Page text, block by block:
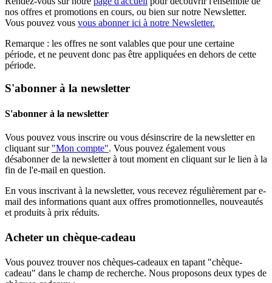
nos offres et promotions en cours, ou bien sur notre Newsletter.
Vous pouvez vous vous abonner ici à notre Newsletter.
Remarque : les offres ne sont valables que pour une certaine
période, et ne peuvent donc pas être appliquées en dehors de cette
période.
S'abonner à la newsletter
S'abonner à la newsletter
Vous pouvez vous inscrire ou vous désinscrire de la newsletter en
cliquant sur "Mon compte". Vous pouvez également vous
désabonner de la newsletter à tout moment en cliquant sur le lien à la
fin de l'e-mail en question.
En vous inscrivant à la newsletter, vous recevez régulièrement par e-
mail des informations quant aux offres promotionnelles, nouveautés
et produits à prix réduits.
Acheter un chèque-cadeau
Vous pouvez trouver nos chèques-cadeaux en tapant "chèque-
cadeau" dans le champ de recherche. Nous proposons deux types de